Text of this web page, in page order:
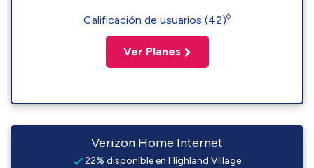
Calificación de usuarios (42)◊
Ver Planes
Verizon Home Internet
22% disponible en Highland Village